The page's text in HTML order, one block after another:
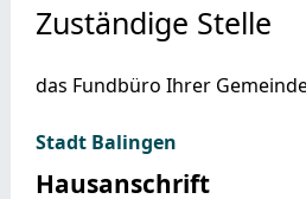
Zuständige Stelle
das Fundbüro Ihrer
Stadt Balingen
Hausanschrift